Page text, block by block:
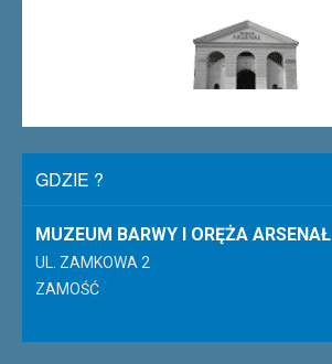
GDZIE ?
MUZEUM BARWY I ORĘŻA ARSENAŁ
UL. ZAMKOWA 2
ZAMOŚĆ